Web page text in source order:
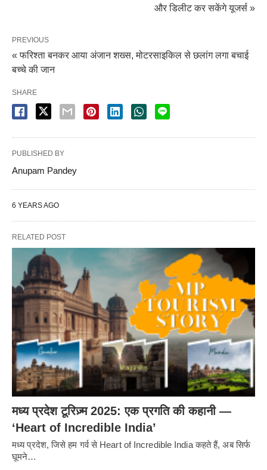
और डिलीट कर सकेंगे यूजर्स »
PREVIOUS
« फरिश्ता बनकर आया अंजान शख्स, मोटरसाइकिल से छलांग लगा बचाई
बच्चे की जान
SHARE
PUBLISHED BY
Anupam Pandey
6 YEARS AGO
RELATED POST
मध्य प्रदेश टूरिज़्म 2025: एक प्रगति की कहानी —
‘Heart of Incredible India’
मध्य प्रदेश, जिसे हम गर्व से Heart of Incredible India कहते हैं, अब सिर्फ
घूमने…